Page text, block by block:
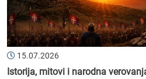
15.07.2026
Istorija, mitovi i narodna